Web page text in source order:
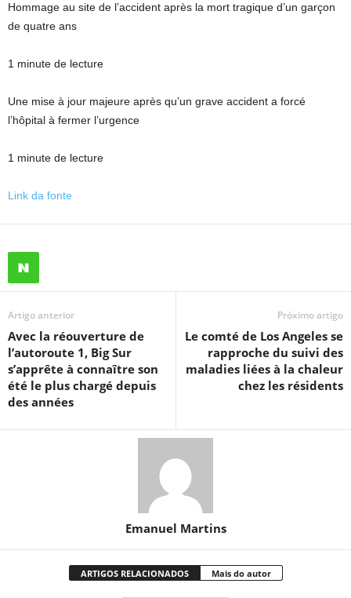
Hommage au site de l’accident après la mort tragique d’un garçon
de quatre ans
1 minute de lecture
Une mise à jour majeure après qu’un grave accident a forcé
l’hôpital à fermer l’urgence
1 minute de lecture
Link da fonte
Artigo anterior
Avec la réouverture de
l’autoroute 1, Big Sur
s’apprête à connaître son
été le plus chargé depuis
des années
Próximo artigo
Le comté de Los Angeles se
rapproche du suivi des
maladies liées à la chaleur
chez les résidents
Emanuel Martins
ARTIGOS RELACIONADOS Mais do autor